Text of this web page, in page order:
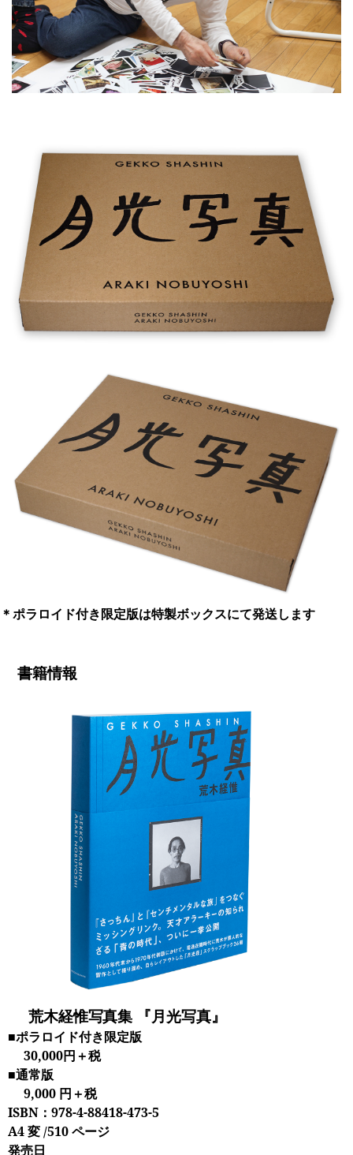
＊ポラロイド付き限定版は特製ボックスにて発送します
書籍情報
荒木経惟写真集 『月光写真』
■ポラロイド付き限定版
30,000円＋税
■通常版
9,000 円＋税
ISBN：978-4-88418-473-5
A4 変 /510 ページ
発売日